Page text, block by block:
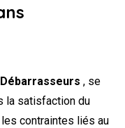
, se
la satisfaction du
contraintes liés au